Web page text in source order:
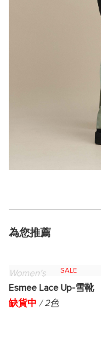
為您推薦
SALE
Women's
Esmee Lace Up-雪靴
缺貨中 / 2色